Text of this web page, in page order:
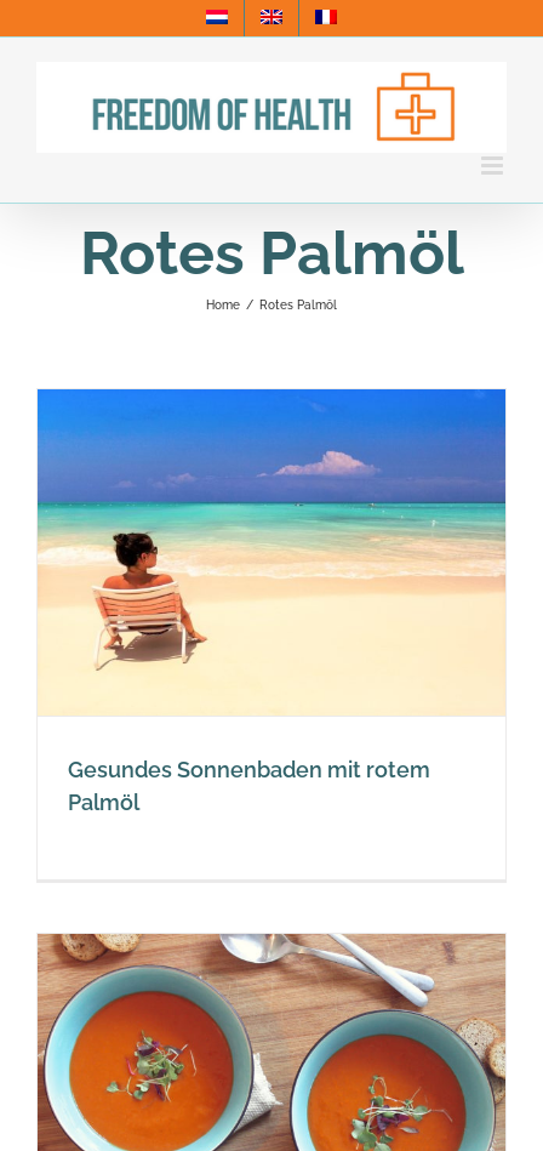
to
Rotes Palmöl
Home / Rotes Palmöl
Gesundes Sonnenbaden mit rotem
Palmöl